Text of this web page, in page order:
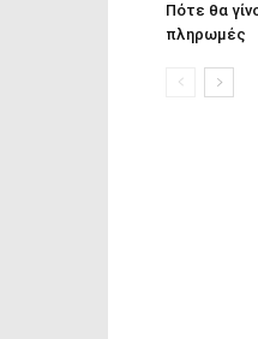
Πότε θα
πληρωμές